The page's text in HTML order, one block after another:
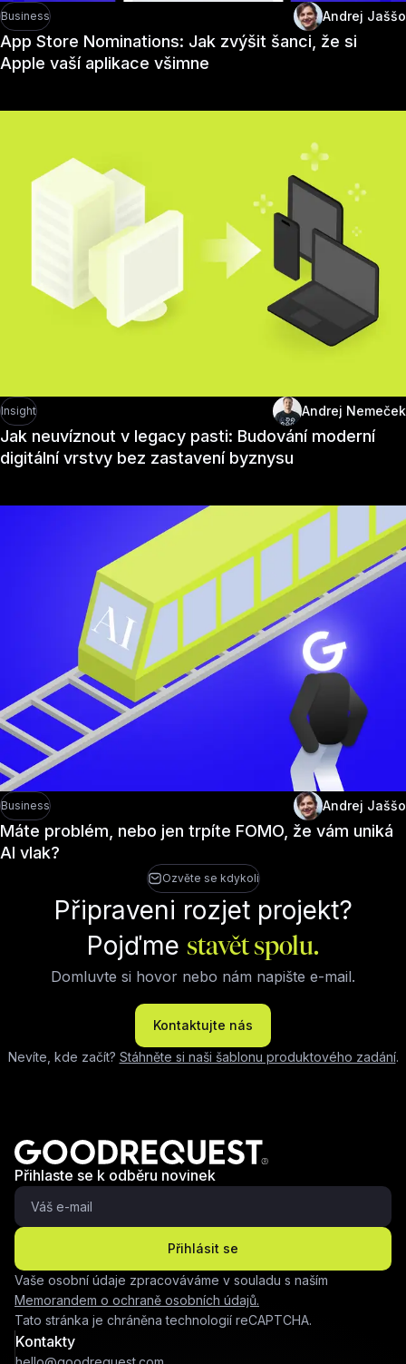
Business Andrej Jaššo
App Store Nominations: Jak zvýšit šanci, že si
Apple vaší aplikace všimne
Insight Andrej Nemeček
Jak neuvíznout v legacy pasti: Budování moderní
digitální vrstvy bez zastavení byznysu
Business Andrej Jaššo
Máte problém, nebo jen trpíte FOMO, že vám uniká
AI vlak?
Ozvěte se kdykoli
Připraveni rozjet projekt?
Pojďmestavět spolu.
Domluvte si hovor nebo nám napište e-mail.
Kontaktujte nás
Nevíte, kde začít? Stáhněte si naši šablonu produktového zadání.
Přihlaste se k odběru novinek
Přihlásit se
Vaše osobní údaje zpracováváme v souladu s naším
Memorandem o ochraně osobních údajů.
Tato stránka je chráněna technologií reCAPTCHA.
Kontakty